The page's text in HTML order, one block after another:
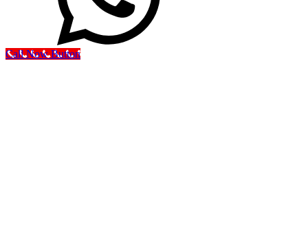
Call Now Button